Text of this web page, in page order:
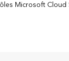
Microsoft Cloud